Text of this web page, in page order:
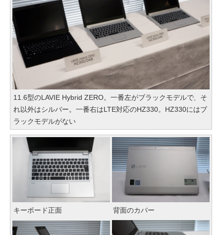
11.6型のLAVIE Hybrid ZERO。一番左がブラックモデルで、そ
れ以外はシルバー。一番右はLTE対応のHZ330。HZ330にはブ
ラックモデルがない
キーボード正面 背面のカバー